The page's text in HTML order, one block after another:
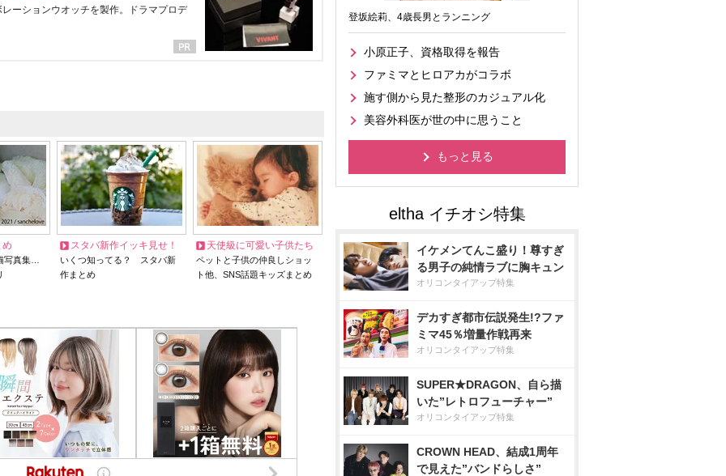
ーションウオッチを製作。ドラマプロデ
め
写真集…
スタバ新作イッキ見せ！
いくつ知ってる？ スタバ新
作まとめ
天使級に可愛い子供たち
ペットと子供の仲良しショッ
ト他、SNS話題キッズまとめ
登坂絵莉、4歳長男とランニング
小原正子、資格取得を報告
ファミマとヒロアカがコラボ
施す側から見た整形のカジュアル化
美容外科医が世の中に思うこと
もっと見る
イケメンてんこ盛り！尊すぎ
る男子の純情ラブに胸キュン
オリコンタイアップ特集
デカすぎ都市伝説発生!?ファ
ミマ45％増量作戦再来
オリコンタイアップ特集
SUPER★DRAGON、自ら描
いた”レトロフューチャー”
オリコンタイアップ特集
CROWN HEAD、結成1周年
で見えた”バンドらしさ”